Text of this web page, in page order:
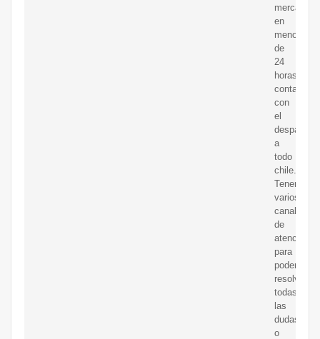
mercadería
en
menos
de
24
horas,
contamos
con
el
despacho
a
todo
chile.
Tenemos
varios
canales
de
atención
para
poder
resolver
todas
las
dudas
o